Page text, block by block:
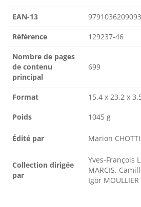
EAN-13 9791036209093
Référence 129237-46
Nombre de pages
de contenu
principal
699
Format 15.4 x 23.2 x
Poids 1045 g
Édité par Marion
Collection dirigée
par
Yves-François
MARCIS,
Igor MOULLIER